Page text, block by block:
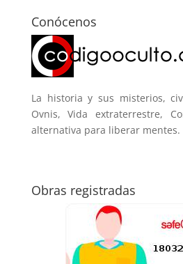
Conócenos
La historia y sus misterios,
Ovnis, Vida extraterrestre,
alternativa para liberar mentes.
Obras registradas